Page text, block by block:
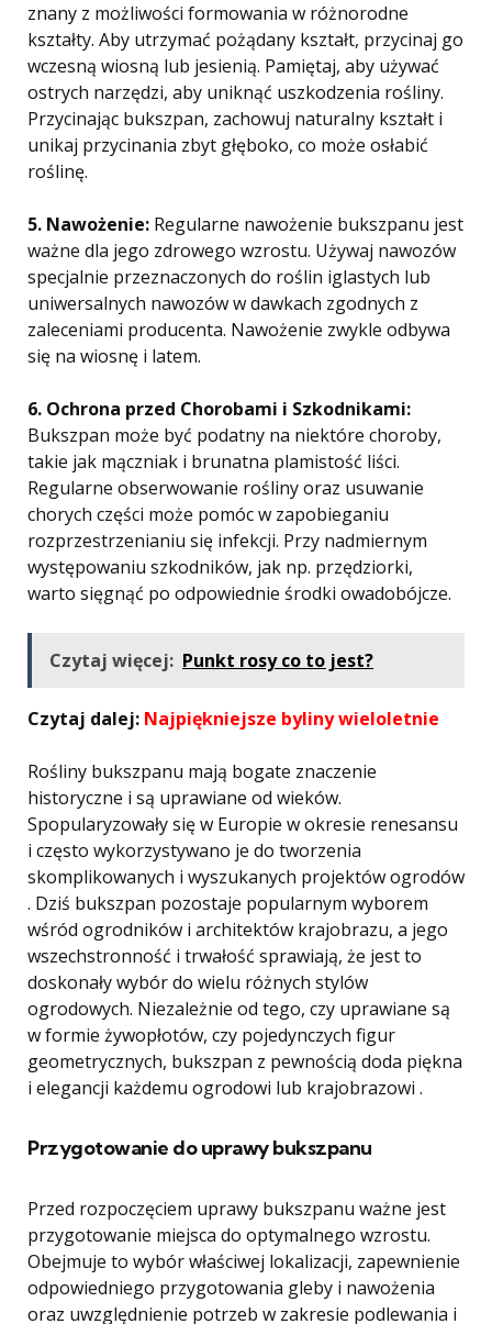
znany z możliwości formowania w różnorodne
kształty. Aby utrzymać pożądany kształt, przycinaj go
wczesną wiosną lub jesienią. Pamiętaj, aby używać
ostrych narzędzi, aby uniknąć uszkodzenia rośliny.
Przycinając bukszpan, zachowuj naturalny kształt i
unikaj przycinania zbyt głęboko, co może osłabić
roślinę.
5. Nawożenie: Regularne nawożenie bukszpanu jest
ważne dla jego zdrowego wzrostu. Używaj nawozów
specjalnie przeznaczonych do roślin iglastych lub
uniwersalnych nawozów w dawkach zgodnych z
zaleceniami producenta. Nawożenie zwykle odbywa
się na wiosnę i latem.
6. Ochrona przed Chorobami i Szkodnikami:
Bukszpan może być podatny na niektóre choroby,
takie jak mączniak i brunatna plamistość liści.
Regularne obserwowanie rośliny oraz usuwanie
chorych części może pomóc w zapobieganiu
rozprzestrzenianiu się infekcji. Przy nadmiernym
występowaniu szkodników, jak np. przędziorki,
warto sięgnąć po odpowiednie środki owadobójcze.
Czytaj więcej: Punkt rosy co to jest?
Czytaj dalej: Najpiękniejsze byliny wieloletnie
Rośliny bukszpanu mają bogate znaczenie
historyczne i są uprawiane od wieków.
Spopularyzowały się w Europie w okresie renesansu
i często wykorzystywano je do tworzenia
skomplikowanych i wyszukanych projektów ogrodów
. Dziś bukszpan pozostaje popularnym wyborem
wśród ogrodników i architektów krajobrazu, a jego
wszechstronność i trwałość sprawiają, że jest to
doskonały wybór do wielu różnych stylów
ogrodowych. Niezależnie od tego, czy uprawiane są
w formie żywopłotów, czy pojedynczych figur
geometrycznych, bukszpan z pewnością doda piękna
i elegancji każdemu ogrodowi lub krajobrazowi .
Przygotowanie do uprawy bukszpanu
Przed rozpoczęciem uprawy bukszpanu ważne jest
przygotowanie miejsca do optymalnego wzrostu.
Obejmuje to wybór właściwej lokalizacji, zapewnienie
odpowiedniego przygotowania gleby i nawożenia
oraz uwzględnienie potrzeb w zakresie podlewania i